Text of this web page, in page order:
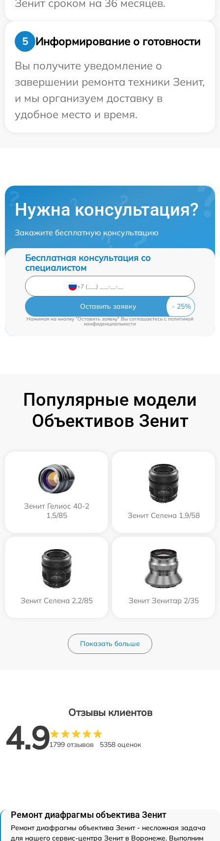
Зенит сроком на 36 месяцев.
5
Информирование о готовности
Вы получите уведомление о
завершении ремонта техники Зенит,
и мы организуем доставку в
удобное место и время.
Нужна консультация?
Закажите бесплатную консультацию
Бесплатная консультация со
специалистом
Оставить заявку
Нажимая на кнопку "Оставить заявку" Вы соглашаетесь cполитикой
конфиденциальности
Популярные модели
Объективов Зенит
Зенит Гелиос 40-2
1,5/85
Зенит Селена 1,9/58
Зенит Селена 2,2/85 Зенит Зенитар 2/35
Показать больше
Отзывы клиентов
4.91799 отзывов 5358 оценок
Ремонт диафрагмы объектива Зенит
Ремонт диафрагмы объектива Зенит - несложная задача
для нашего сервис-центра Зенит в Воронеже. Выполним